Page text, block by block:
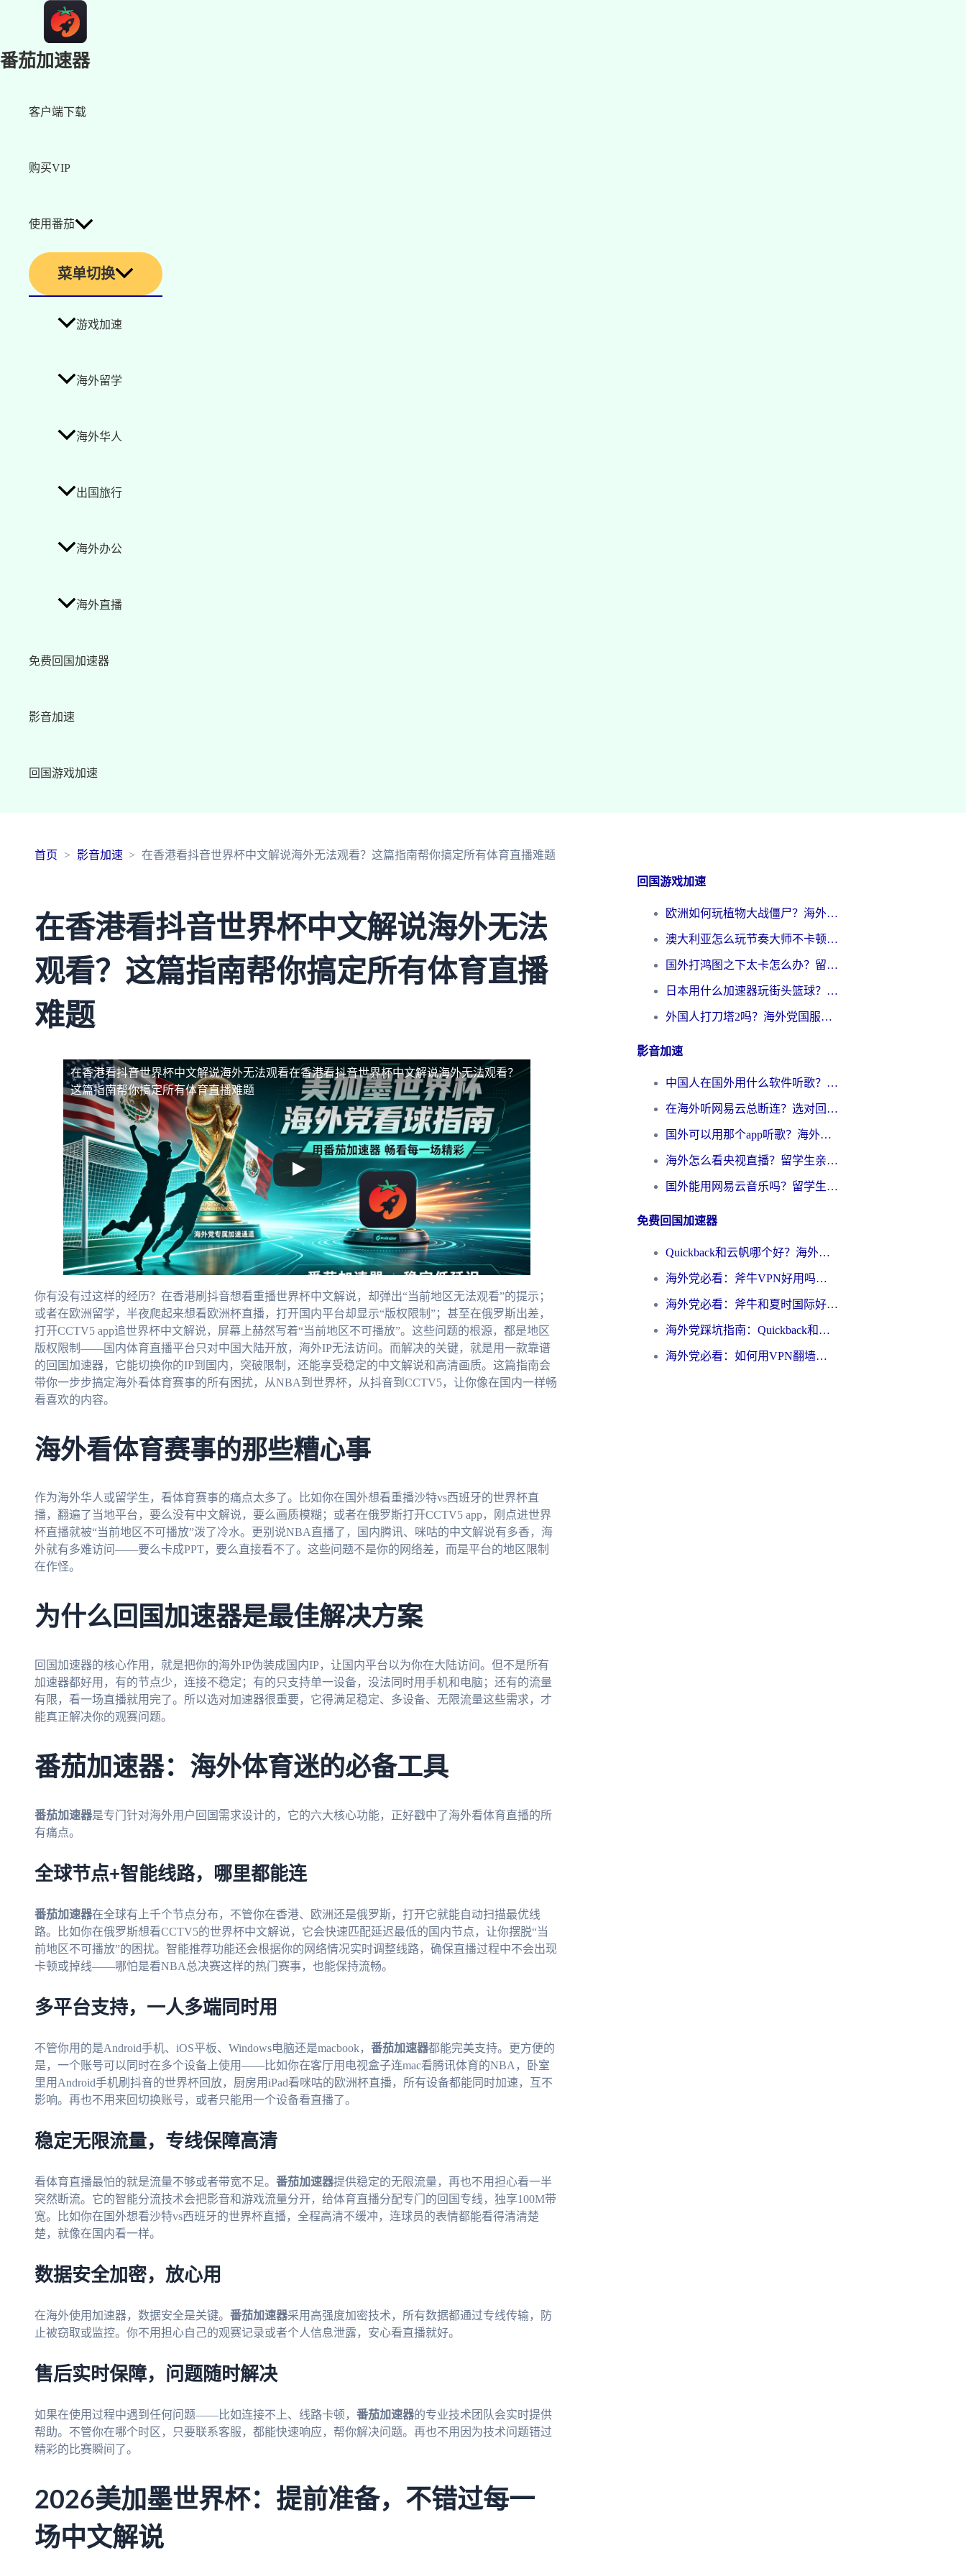
番茄加速器
客户端下载
购买VIP
使用番茄
菜单切换
游戏加速
海外留学
海外华人
出国旅行
海外办公
海外直播
免费回国加速器
影音加速
回国游戏加速
首页 影音加速 在香港看抖音世界杯中文解说海外无法观看？这篇指南帮你搞定所有体育直播难题
在香港看抖音世界杯中文解说海外无法
观看？这篇指南帮你搞定所有体育直播
难题
在香港看抖音世界杯中文解说海外无法观看在香港看抖音世界杯中文解说海外无法观看？
这篇指南帮你搞定所有体育直播难题
你有没有过这样的经历？在香港刷抖音想看重播世界杯中文解说，却弹出“当前地区无法观看”的提示；
或者在欧洲留学，半夜爬起来想看欧洲杯直播，打开国内平台却显示“版权限制”；甚至在俄罗斯出差，
打开CCTV5 app追世界杯中文解说，屏幕上赫然写着“当前地区不可播放”。这些问题的根源，都是地区
版权限制——国内体育直播平台只对中国大陆开放，海外IP无法访问。而解决的关键，就是用一款靠谱
的回国加速器，它能切换你的IP到国内，突破限制，还能享受稳定的中文解说和高清画质。这篇指南会
带你一步步搞定海外看体育赛事的所有困扰，从NBA到世界杯，从抖音到CCTV5，让你像在国内一样畅
看喜欢的内容。
海外看体育赛事的那些糟心事
作为海外华人或留学生，看体育赛事的痛点太多了。比如你在国外想看重播沙特vs西班牙的世界杯直
播，翻遍了当地平台，要么没有中文解说，要么画质模糊；或者在俄罗斯打开CCTV5 app，刚点进世界
杯直播就被“当前地区不可播放”泼了冷水。更别说NBA直播了，国内腾讯、咪咕的中文解说有多香，海
外就有多难访问——要么卡成PPT，要么直接看不了。这些问题不是你的网络差，而是平台的地区限制
在作怪。
为什么回国加速器是最佳解决方案
回国加速器的核心作用，就是把你的海外IP伪装成国内IP，让国内平台以为你在大陆访问。但不是所有
加速器都好用，有的节点少，连接不稳定；有的只支持单一设备，没法同时用手机和电脑；还有的流量
有限，看一场直播就用完了。所以选对加速器很重要，它得满足稳定、多设备、无限流量这些需求，才
能真正解决你的观赛问题。
番茄加速器：海外体育迷的必备工具
番茄加速器是专门针对海外用户回国需求设计的，它的六大核心功能，正好戳中了海外看体育直播的所
有痛点。
全球节点+智能线路，哪里都能连
番茄加速器在全球有上千个节点分布，不管你在香港、欧洲还是俄罗斯，打开它就能自动扫描最优线
路。比如你在俄罗斯想看CCTV5的世界杯中文解说，它会快速匹配延迟最低的国内节点，让你摆脱“当
前地区不可播放”的困扰。智能推荐功能还会根据你的网络情况实时调整线路，确保直播过程中不会出现
卡顿或掉线——哪怕是看NBA总决赛这样的热门赛事，也能保持流畅。
多平台支持，一人多端同时用
不管你用的是Android手机、iOS平板、Windows电脑还是macbook， 番茄加速器都能完美支持。更方便的
是，一个账号可以同时在多个设备上使用——比如你在客厅用电视盒子连mac看腾讯体育的NBA，卧室
里用Android手机刷抖音的世界杯回放，厨房用iPad看咪咕的欧洲杯直播，所有设备都能同时加速，互不
影响。再也不用来回切换账号，或者只能用一个设备看直播了。
稳定无限流量，专线保障高清
看体育直播最怕的就是流量不够或者带宽不足。 番茄加速器提供稳定的无限流量，再也不用担心看一半
突然断流。它的智能分流技术会把影音和游戏流量分开，给体育直播分配专门的回国专线，独享100M带
宽。比如你在国外想看沙特vs西班牙的世界杯直播，全程高清不缓冲，连球员的表情都能看得清清楚
楚，就像在国内看一样。
数据安全加密，放心用
在海外使用加速器，数据安全是关键。 番茄加速器采用高强度加密技术，所有数据都通过专线传输，防
止被窃取或监控。你不用担心自己的观赛记录或者个人信息泄露，安心看直播就好。
售后实时保障，问题随时解决
如果在使用过程中遇到任何问题——比如连接不上、线路卡顿， 番茄加速器的专业技术团队会实时提供
帮助。不管你在哪个时区，只要联系客服，都能快速响应，帮你解决问题。再也不用因为技术问题错过
精彩的比赛瞬间了。
2026美加墨世界杯：提前准备，不错过每一
场中文解说
回国游戏加速
欧洲如何玩植物大战僵尸？海外党国服游戏加速避坑指南（附实测对比）
澳大利亚怎么玩节奏大师不卡顿？海外党国服游戏加速终极指南
国外打鸿图之下太卡怎么办？留学生亲测有效的国服游戏加速方案
日本用什么加速器玩街头篮球？海外党国服游戏不卡顿的终极攻略
外国人打刀塔2吗？海外党国服游戏加速避坑全攻略
影音加速
中国人在国外用什么软件听歌？别再被地域限制卡脖子，这篇教你轻松解锁国内音乐库
在海外听网易云总断连？选对回国加速器，告别地区限制和卡顿
国外可以用那个app听歌？海外党亲测有效的回国加速方案，轻松听国内音乐听书
海外怎么看央视直播？留学生亲测：3步解决版权限制+追剧自由
国外能用网易云音乐吗？留学生亲测：3步解决海外听歌难题
免费回国加速器
Quickback和云帆哪个好？海外党2026亲测指南：选对加速器大陆工具，无缝刷国内剧玩国服
海外党必看：斧牛VPN好用吗？和GoLinkVPN对比哪个回国效果更好？
海外党必看：斧牛和夏时国际好用吗？3步选对回国加速器，无缝刷国内资源
海外党踩坑指南：Quickback和归雁好用吗？选对加速器才能无缝刷国内资源
海外党必看：如何用VPN翻墙到大陆PTT？一篇解决你所有回国加速痛点